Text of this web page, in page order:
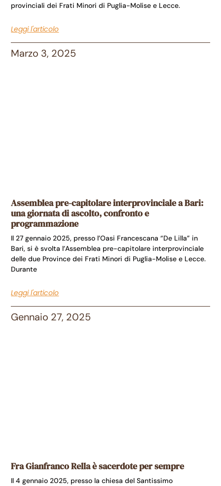
provinciali dei Frati Minori di Puglia-Molise e Lecce.
Leggi l'articolo
Marzo 3, 2025
Assemblea pre-capitolare interprovinciale a Bari:
una giornata di ascolto, confronto e
programmazione
Il 27 gennaio 2025, presso l’Oasi Francescana “De Lilla” in
Bari, si è svolta l’Assemblea pre-capitolare interprovinciale
delle due Province dei Frati Minori di Puglia-Molise e Lecce.
Durante
Leggi l'articolo
Gennaio 27, 2025
Fra Gianfranco Rella è sacerdote per sempre
Il 4 gennaio 2025, presso la chiesa del Santissimo